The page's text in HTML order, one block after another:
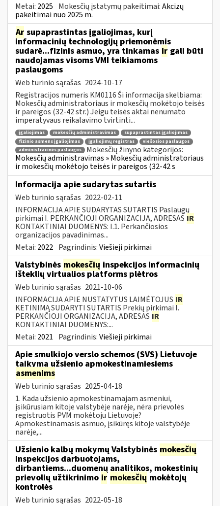
Metai: 2025 Mokesčių įstatymų pakeitimai:Akcizų
pakeitimai nuo 2025 m.
Ar supaprastintas įgaliojimas, kurį
informacinių technologijų priemonėmis
sudarė...fizinis asmuo, yra tinkamas ir gali būti
naudojamas visoms VMI teikiamoms
paslaugoms
Web turinio sąrašas 2024-10-17
Registracijos numeris KM0116 Ši informacija skelbiama:
Mokesčių administratoriaus ir mokesčių mokėtojo teisės
ir pareigos (32-42 str.) Jeigu teisės aktai nenumato
imperatyvaus reikalavimo tvirtinti...
įgaliojimas mokesčių administravimas
supaprastintas įgaliojimas
fizinio asmens įgaliojimas
įgaliojimų registras
viešosios paslaugos
administracinės paslaugos
Mokesčių žinyno kategorijos:
Mokesčių administravimas » Mokesčių administratoriaus
ir mokesčių mokėtojo teisės ir pareigos (32-42 s
Informacija apie sudarytas sutartis
Web turinio sąrašas 2022-02-11
INFORMACIJA APIE SUDARYTAS SUTARTIS Paslaugų
pirkimai I. PERKANČIOJI ORGANIZACIJA, ADRESAS IR
KONTAKTINIAI DUOMENYS: I.1. Perkančiosios
organizacijos pavadinimas...
Metai: 2022 Pagrindinis:Viešieji pirkimai
Valstybinės mokesčių inspekcijos informacinių
išteklių virtualios platforms plėtros
Web turinio sąrašas 2021-10-06
INFORMACIJA APIE NUSTATYTUS LAIMĖTOJUS IR
KETINIMĄ SUDARYTI SUTARTIS Prekių pirkimai I.
PERKANČIOJI ORGANIZACIJA, ADRESAS IR
KONTAKTINIAI DUOMENYS:...
Metai: 2021 Pagrindinis:Viešieji pirkimai
Apie smulkiojo verslo schemos (SVS) Lietuvoje
taikymą užsienio apmokestinamiesiems
asmenims
Web turinio sąrašas 2025-04-18
1. Kada užsienio apmokestinamajam asmeniui,
įsikūrusiam kitoje valstybėje narėje, nėra prievolės
registruotis PVM mokėtoju Lietuvoje?
Apmokestinamasis asmuo, įsikūręs kitoje valstybėje
narėje,...
Užsienio kalbų mokymų Valstybinės mokesčių
inspekcijos darbuotojams,
dirbantiems...duomenų analitikos, mokestinių
prievolių užtikrinimo ir mokesčių mokėtojų
kontrolės
Web turinio sąrašas 2022-05-18